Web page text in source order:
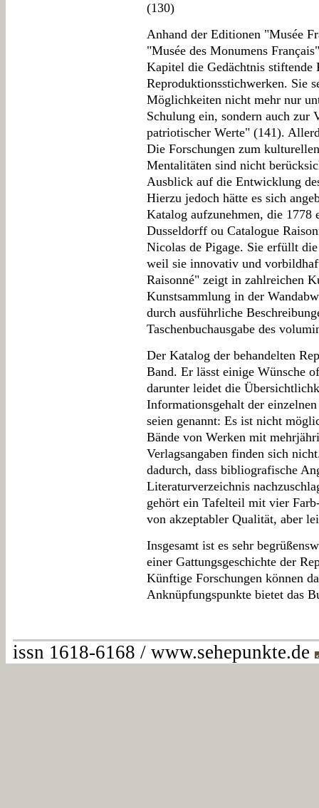
(130)
Anhand der Editionen "Musée
"Musée des Monumens
Kapitel die Gedächtnis stiftende
Reproduktionsstichwerken. Sie
Möglichkeiten nicht mehr nur
Schulung ein, sondern auch
patriotischer Werte" (141).
Die Forschungen zum
Mentalitäten sind nicht
Ausblick auf die Entwicklung
Hierzu jedoch hätte es sich
Katalog aufzunehmen, die 1778
Dusseldorff ou Catalogue
Nicolas de Pigage. Sie erfüllt
weil sie innovativ und
Raisonné" zeigt in zahlreichen
Kunstsammlung in der
durch ausführliche
Taschenbuchausgabe des
Der Katalog der behandelten
Band. Er lässt einige Wünsche
darunter leidet die
Informationsgehalt der
seien genannt: Es ist nicht
Bände von Werken mit
Verlagsangaben finden sich
dadurch, dass bibliografische
Literaturverzeichnis
gehört ein Tafelteil mit vier
von akzeptabler Qualität, aber
Insgesamt ist es sehr
einer Gattungsgeschichte der
Künftige Forschungen können
Anknüpfungspunkte bietet das
issn 1618-6168 / www.sehepunkte.de